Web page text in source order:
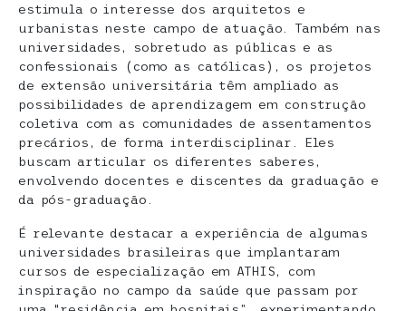
estimula o interesse dos arquitetos e
urbanistas neste campo de atuação. Também nas
universidades, sobretudo as públicas e as
confessionais (como as católicas), os projetos
de extensão universitária têm ampliado as
possibilidades de aprendizagem em construção
coletiva com as comunidades de assentamentos
precários, de forma interdisciplinar. Eles
buscam articular os diferentes saberes,
envolvendo docentes e discentes da graduação e
da pós-graduação.
É relevante destacar a experiência de algumas
universidades brasileiras que implantaram
cursos de especialização em ATHIS, com
inspiração no campo da saúde que passam por